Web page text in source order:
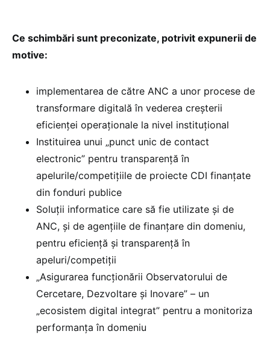
Ce schimbări sunt preconizate, potrivit expunerii de
motive:
implementarea de către ANC a unor procese de
transformare digitală în vederea creșterii
eficienței operaționale la nivel instituțional
Instituirea unui „punct unic de contact
electronic” pentru transparență în
apelurile/competițiile de proiecte CDI finanțate
din fonduri publice
Soluții informatice care să fie utilizate și de
ANC, și de agențiile de finanțare din domeniu,
pentru eficiență și transparență în
apeluri/competiții
„Asigurarea funcționării Observatorului de
Cercetare, Dezvoltare și Inovare” – un
„ecosistem digital integrat” pentru a monitoriza
performanța în domeniu